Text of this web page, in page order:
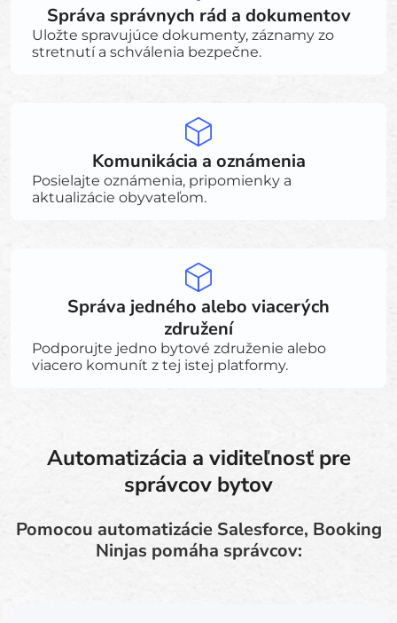
Správa správnych rád a dokumentov
Uložte spravujúce dokumenty, záznamy zo
stretnutí a schválenia bezpečne.
Komunikácia a oznámenia
Posielajte oznámenia, pripomienky a
aktualizácie obyvateľom.
Správa jedného alebo viacerých
združení
Podporujte jedno bytové združenie alebo
viacero komunít z tej istej platformy.
Automatizácia a viditeľnosť pre
správcov bytov
Pomocou automatizácie Salesforce, Booking
Ninjas pomáha správcov: